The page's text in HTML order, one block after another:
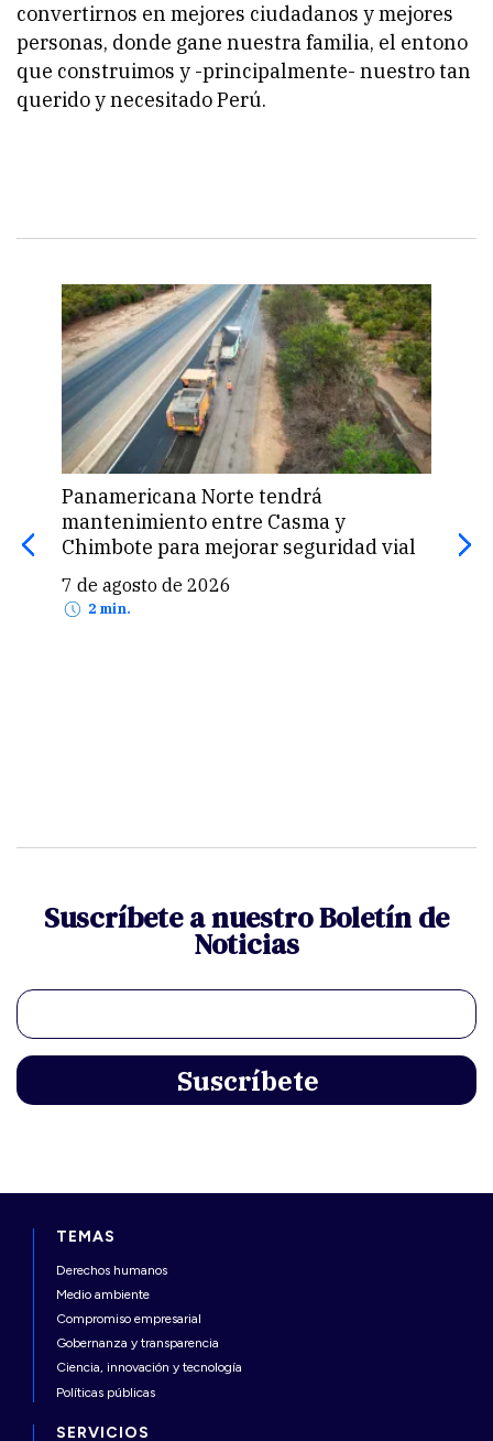
convertirnos en mejores ciudadanos y mejores
personas, donde gane nuestra familia, el entono
que construimos y -principalmente- nuestro tan
querido y necesitado Perú.
Panamericana Norte tendrá
mantenimiento entre Casma y
Chimbote para mejorar seguridad vial
7 de agosto de 2026
2 min.
de
Suscríbete a nuestro Boletín de
Noticias
TEMAS
Derechos humanos
Medio ambiente
Compromiso empresarial
Gobernanza y transparencia
Ciencia, innovación y tecnología
Políticas públicas
SERVICIOS